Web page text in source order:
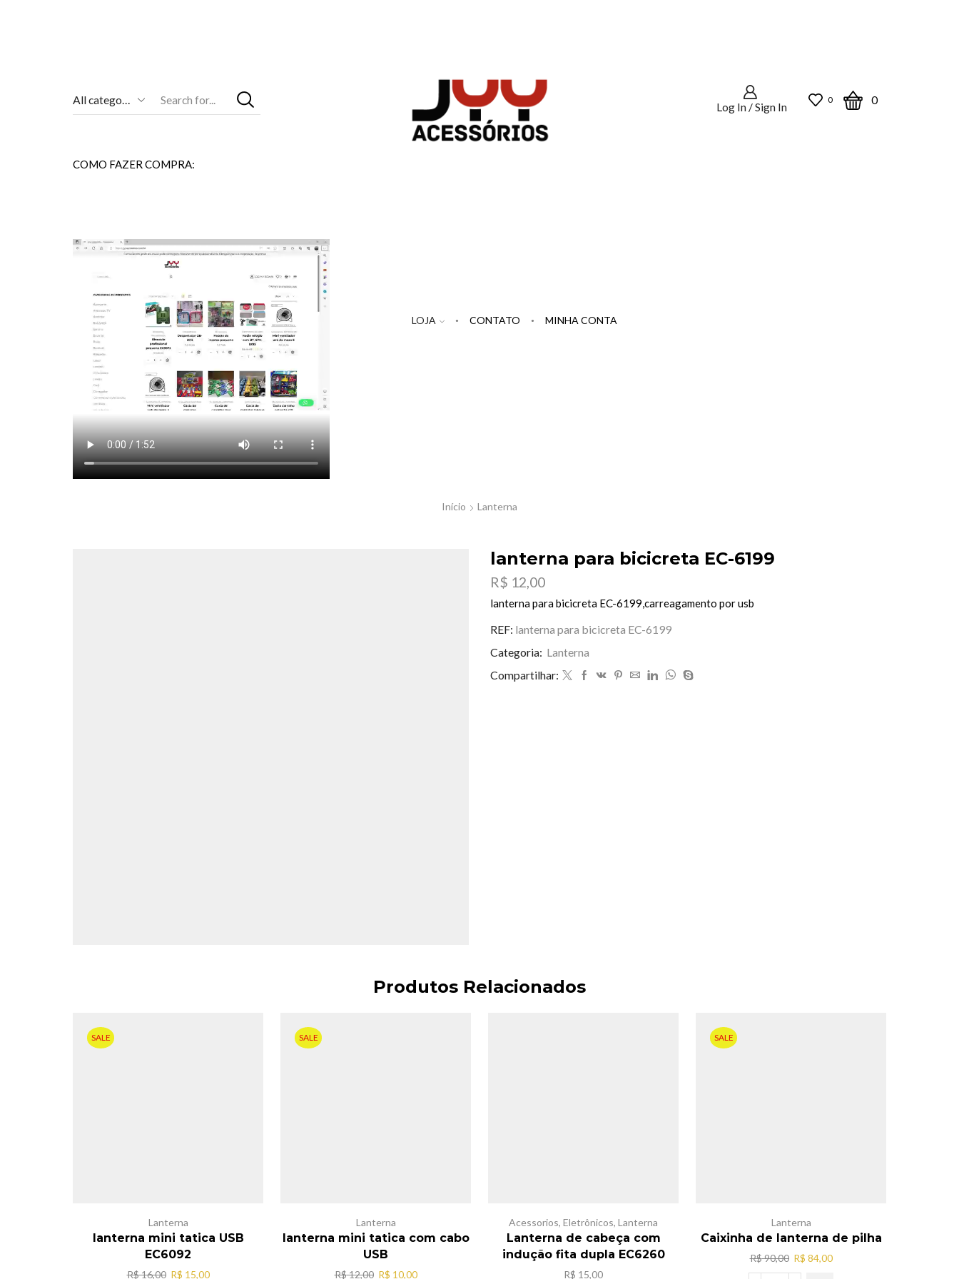
Entrada
Log In / Sign In
0 0
COMO FAZER COMPRA:
LOJA CONTATO MINHA CONTA
Início Lanterna
lanterna para bicicreta EC-6199
R$ 12,00
lanterna para bicicreta EC-6199,carreagamento por usb
REF: lanterna para bicicreta EC-6199
Categoria: Lanterna
Compartilhar:
Produtos Relacionados
SALE
Lanterna
lanterna mini tatica USB
EC6092
R$16,00 O
R$ 15,00O
SALE
Lanterna
lanterna mini tatica com cabo
USB
R$12,00 O
R$ 10,00O
Acessorios, Eletrônicos, Lanterna
Lanterna de cabeça com
indução fita dupla EC6260
R$ 15,00
SALE
Lanterna
Caixinha de lanterna de pilha
R$90,00 O
preço
R$ 84,00O